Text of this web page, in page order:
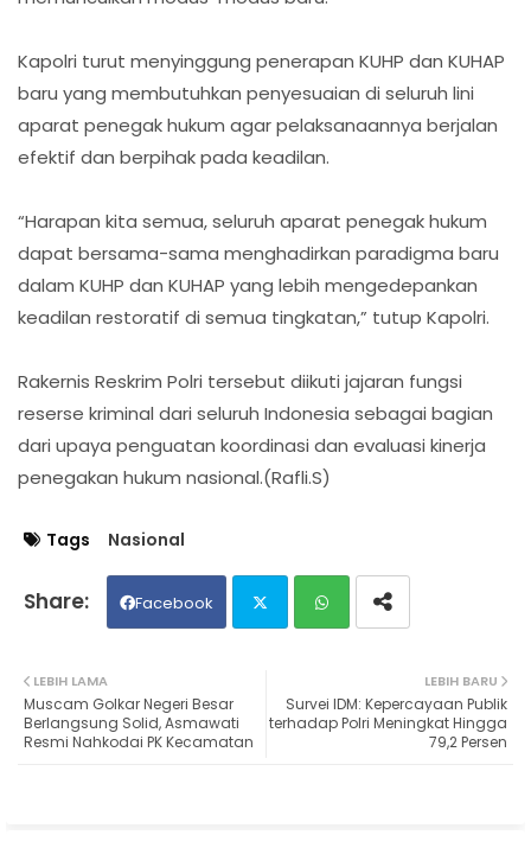
Kapolri turut menyinggung penerapan KUHP dan KUHAP
baru yang membutuhkan penyesuaian di seluruh lini
aparat penegak hukum agar pelaksanaannya berjalan
efektif dan berpihak pada keadilan.
“Harapan kita semua, seluruh aparat penegak hukum
dapat bersama-sama menghadirkan paradigma baru
dalam KUHP dan KUHAP yang lebih mengedepankan
keadilan restoratif di semua tingkatan,” tutup Kapolri.
Rakernis Reskrim Polri tersebut diikuti jajaran fungsi
reserse kriminal dari seluruh Indonesia sebagai bagian
dari upaya penguatan koordinasi dan evaluasi kinerja
penegakan hukum nasional.(Rafli.S)
Tags Nasional
Facebook
ats
LEBIH BARU
Survei IDM: Kepercayaan Publik
terhadap Polri Meningkat Hingga
79,2 Persen
LEBIH LAMA
Muscam Golkar Negeri Besar
Berlangsung Solid, Asmawati
Resmi Nahkodai PK Kecamatan